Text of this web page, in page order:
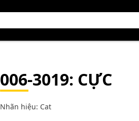
006-3019: CỰC
Nhãn hiệu: Cat